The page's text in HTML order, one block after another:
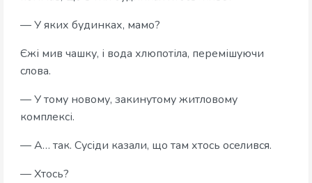
— У яких будинках, мамо?
Єжі мив чашку, і вода хлюпотіла, перемішуючи
слова.
— У тому новому, закинутому житловому
комплексі.
— А… так. Сусіди казали, що там хтось оселився.
— Хтось?